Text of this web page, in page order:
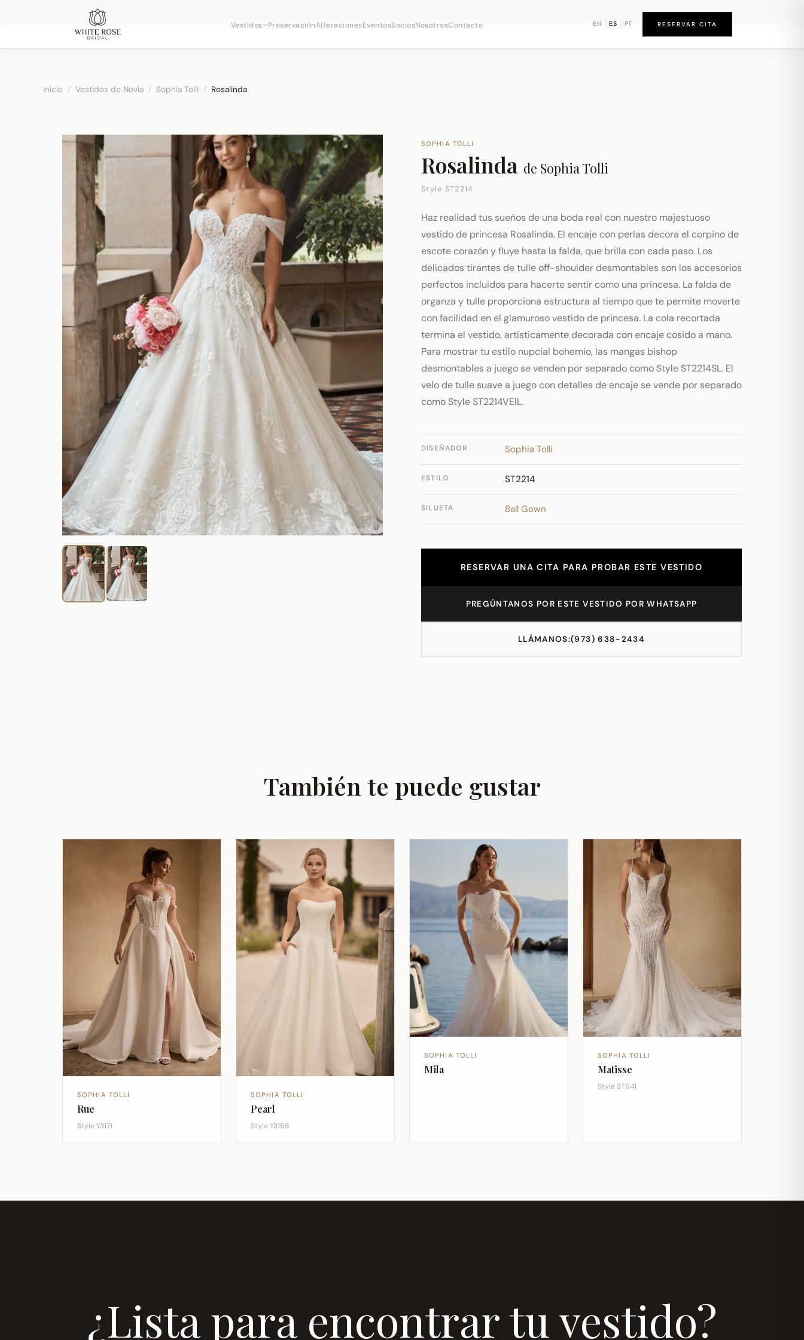
Vestidos PreservaciónAlteracionesEventosSociosNosotrosContacto EN ES PT RESERVAR CITA
Inicio / Vestidos de Novia / Sophia Tolli / Rosalinda
SOPHIA TOLLI
Rosalinda de Sophia Tolli
Style ST2214
Haz realidad tus sueños de una boda real con nuestro majestuoso
vestido de princesa Rosalinda. El encaje con perlas decora el corpino de
escote corazón y fluye hasta la falda, que brilla con cada paso. Los
delicados tirantes de tulle off-shoulder desmontables son los accesorios
perfectos incluidos para hacerte sentir como una princesa. La falda de
organza y tulle proporciona estructura al tiempo que te permite moverte
con facilidad en el glamuroso vestido de princesa. La cola recortada
termina el vestido, artísticamente decorada con encaje cosido a mano.
Para mostrar tu estilo nupcial bohemio, las mangas bishop
desmontables a juego se venden por separado como Style ST2214SL. El
velo de tulle suave a juego con detalles de encaje se vende por separado
como Style ST2214VEIL.
DISEÑADOR Sophia Tolli
ESTILO ST2214
SILUETA Ball Gown
RESERVAR UNA CITA PARA PROBAR ESTE VESTIDO
PREGÚNTANOS POR ESTE VESTIDO POR WHATSAPP
LLÁMANOS:(973) 638-2434
También te puede gustar
SOPHIA TOLLI
Rue
Style Y3171
SOPHIA TOLLI
Pearl
Style Y3166
SOPHIA TOLLI
Mila
SOPHIA TOLLI
Matisse
Style ST641
¿Lista para encontrar tu vestido?